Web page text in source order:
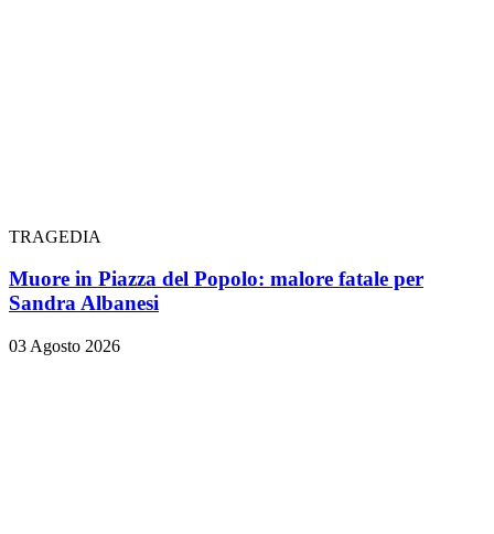
TRAGEDIA
Muore in Piazza del Popolo: malore fatale per
Sandra Albanesi
03 Agosto 2026